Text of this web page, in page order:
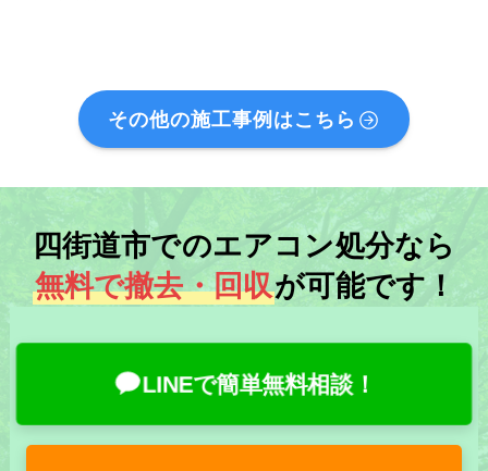
その他の施工事例はこちら
四街道市でのエアコン処分なら
無料で撤去・回収が可能です！
LINEで簡単無料相談！